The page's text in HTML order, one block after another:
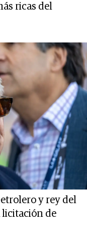
ricas del
y rey del
de